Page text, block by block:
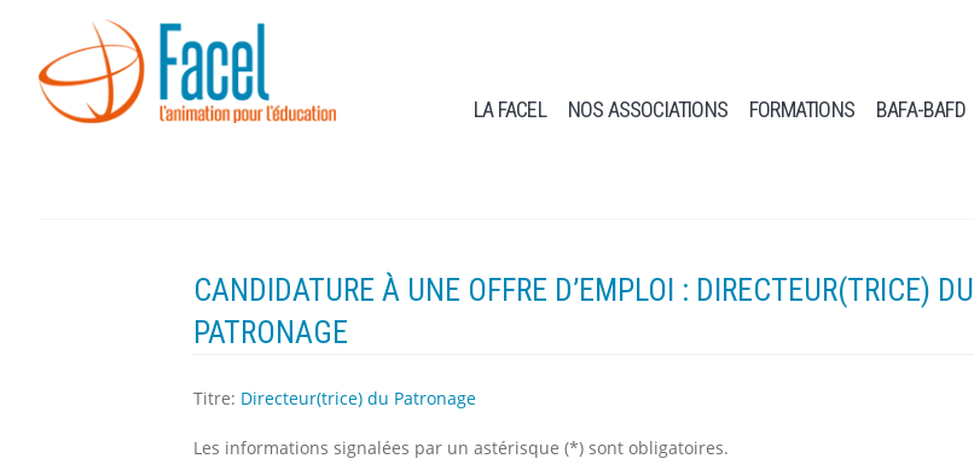
LA FACEL NOS ASSOCIATIONS FORMATIONS BAFA-BAFD
CANDIDATURE À UNE OFFRE D’EMPLOI : DIRECTEUR(TRICE) DU
PATRONAGE
Titre: Directeur(trice) du Patronage
Les informations signalées par un astérisque (*) sont obligatoires.